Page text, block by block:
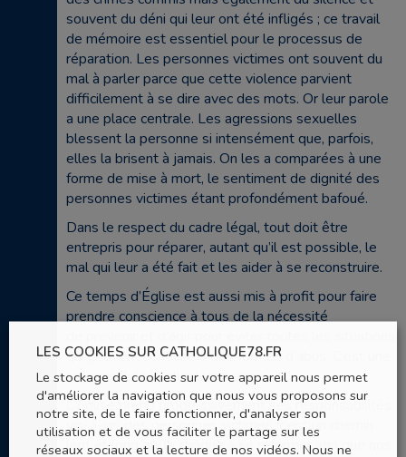
souvent du déni qui leur ont été infligés ; ce travail
de mémoire est essentiel pour le processus de
réparation. Les personnes victimes ont souvent du
mal à parler parce que cette violence parvient
difficilement à se dire avec des mots. Or leur parole
a une place centrale. Les agressions sexuelles
blessent la personne si intensément que, parfois,
elles la brisent à jamais. On les a comparées à une
forme de mise à mort, le sentiment de dignité des
personnes victimes étant profondément bafoué.
Dans le respect du cadre légal, tout doit être
entrepris pour réparer, autant qu’il est possible, le
mal qui leur a été fait et les aider à se reconstruire.
Ce temps d’Église est aussi mis à profit pour faire
prendre conscience à tous de la nécessité
qui peuvent conduire à des formes d’abus. C’est une
responsabilité collective à avoir.
L’Église prend progressivement ses responsabilités
vis-à-vis des personnes victimes, c’est un chemin
lent et long qui la conduit à se réformer afin que nos
LES COOKIES SUR CATHOLIQUE78.FR
Le stockage de cookies sur votre appareil nous permet
d'améliorer la navigation que nous vous proposons sur
notre site, de le faire fonctionner, d'analyser son
utilisation et de vous faciliter le partage sur les
réseaux sociaux et la lecture de nos vidéos. Nous ne